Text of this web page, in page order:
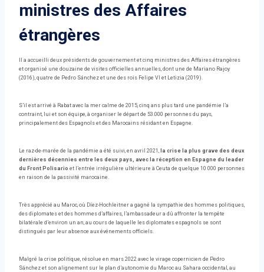
ministres des Affaires
étrangères
Il a accueilli deux présidents de gouvernement et cinq ministres des Affaires étrangères
et organisé une douzaine de visites officielles annuelles, dont une de Mariano Rajoy
(2016), quatre de Pedro Sánchez et une des rois Felipe VI et Letizia (2019).
S’il est arrivé à Rabat avec la mer calme de 2015, cinq ans plus tard une pandémie l’a
contraint, lui et son équipe, à organiser le départ de 53.000 personnes du pays,
principalement des Espagnols et des Marocains résidant en Espagne.
Le raz-de-marée de la pandémie a été suivi, en avril 2021, la crise la plus grave des deux
dernières décennies entre les deux pays, avec la réception en Espagne du leader
du Front Polisario et l’entrée irrégulière ultérieure à Ceuta de quelque 10 000 personnes
en raison de la passivité marocaine.
Très apprécié au Maroc, où Díez-Hochleitner a gagné la sympathie des hommes politiques,
des diplomates et des hommes d’affaires, l’ambassadeur a dû affronter la tempête
bilatérale d’environ un an, au cours de laquelle les diplomates espagnols se sont
distingués par leur absence aux événements officiels.
Malgré la crise politique, résolue en mars 2022 avec le virage copernicien de Pedro
Sánchez et son alignement sur le plan d’autonomie du Maroc au Sahara occidental, au